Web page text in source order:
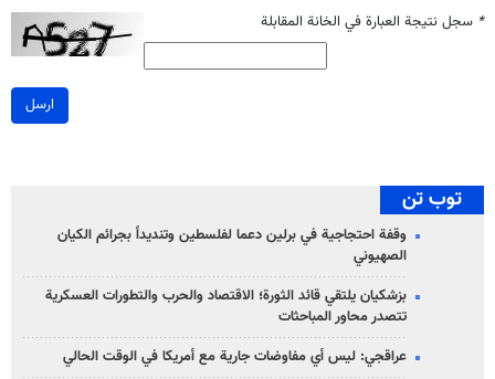
* سجل نتيجة العبارة في الخانة المقابلة
ارسل
توب تن
وقفة احتجاجية في برلين دعما لفلسطين وتنديداً بجرائم الكيان
الصهیوني
بزشكيان يلتقي قائد الثورة؛ الاقتصاد والحرب والتطورات العسكرية
تتصدر محاور المباحثات
عراقجي: ليس أي مفاوضات جارية مع أمريكا في الوقت الحالي